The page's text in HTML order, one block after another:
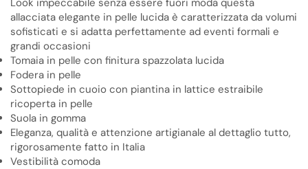
allacciata elegante in pelle lucida è caratterizzata da volumi
sofisticati e si adatta perfettamente ad eventi formali e
grandi occasioni
Tomaia in pelle con finitura spazzolata lucida
Fodera in pelle
Sottopiede in cuoio con piantina in lattice estraibile
ricoperta in pelle
Suola in gomma
Eleganza, qualità e attenzione artigianale al dettaglio tutto,
rigorosamente fatto in Italia
Vestibilità comoda